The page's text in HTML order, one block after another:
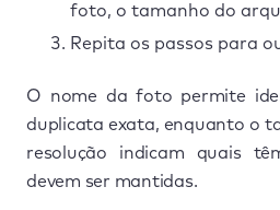
foto, o tamanho do
Repita os passos para
O nome da foto permite
duplicata exata, enquanto o
resolução indicam quais
devem ser mantidas.